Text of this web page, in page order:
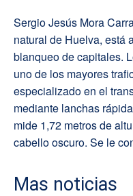
Sergio Jesús Mora
natural de Huelva, está
blanqueo de capitales.
uno de los mayores
especializado en el
mediante lanchas
mide 1,72 metros de
cabello oscuro. Se le
Mas noticias